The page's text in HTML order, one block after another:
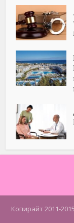
Копирайт 2011-